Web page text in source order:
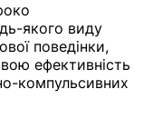
якого виду
поведінки,
ефективність
компульсивних